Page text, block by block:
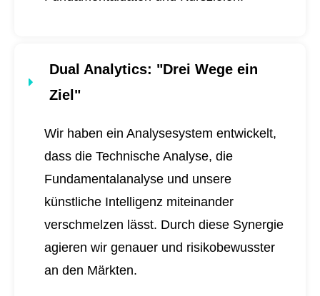
Dual Analytics: "Drei Wege ein
Ziel"
Wir haben ein Analysesystem entwickelt,
dass die Technische Analyse, die
Fundamentalanalyse und unsere
künstliche Intelligenz miteinander
verschmelzen lässt. Durch diese Synergie
agieren wir genauer und risikobewusster
an den Märkten.